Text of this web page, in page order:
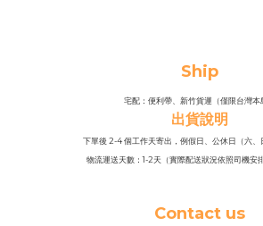
Ship
宅配：便利帶、新竹貨運（僅限台灣本
出貨說明
下單後 2-4 個工作天寄出，例假日、公休日（六、
物流運送天數：1-2天（實際配送狀況依照司機安
Contact us